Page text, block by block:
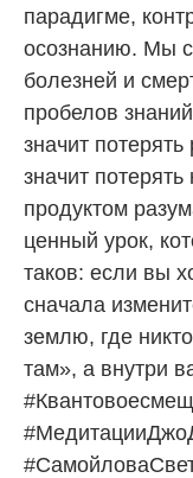
парадигме,
осознанию. Мы
болезней и
пробелов
значит
значит
продуктом
ценный урок,
таков: если вы
сначала
землю, где
там», а внутри